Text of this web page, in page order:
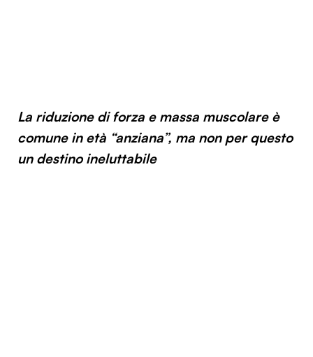
La riduzione di forza e massa muscolare è
comune in età “anziana”, ma non per questo
un destino ineluttabile